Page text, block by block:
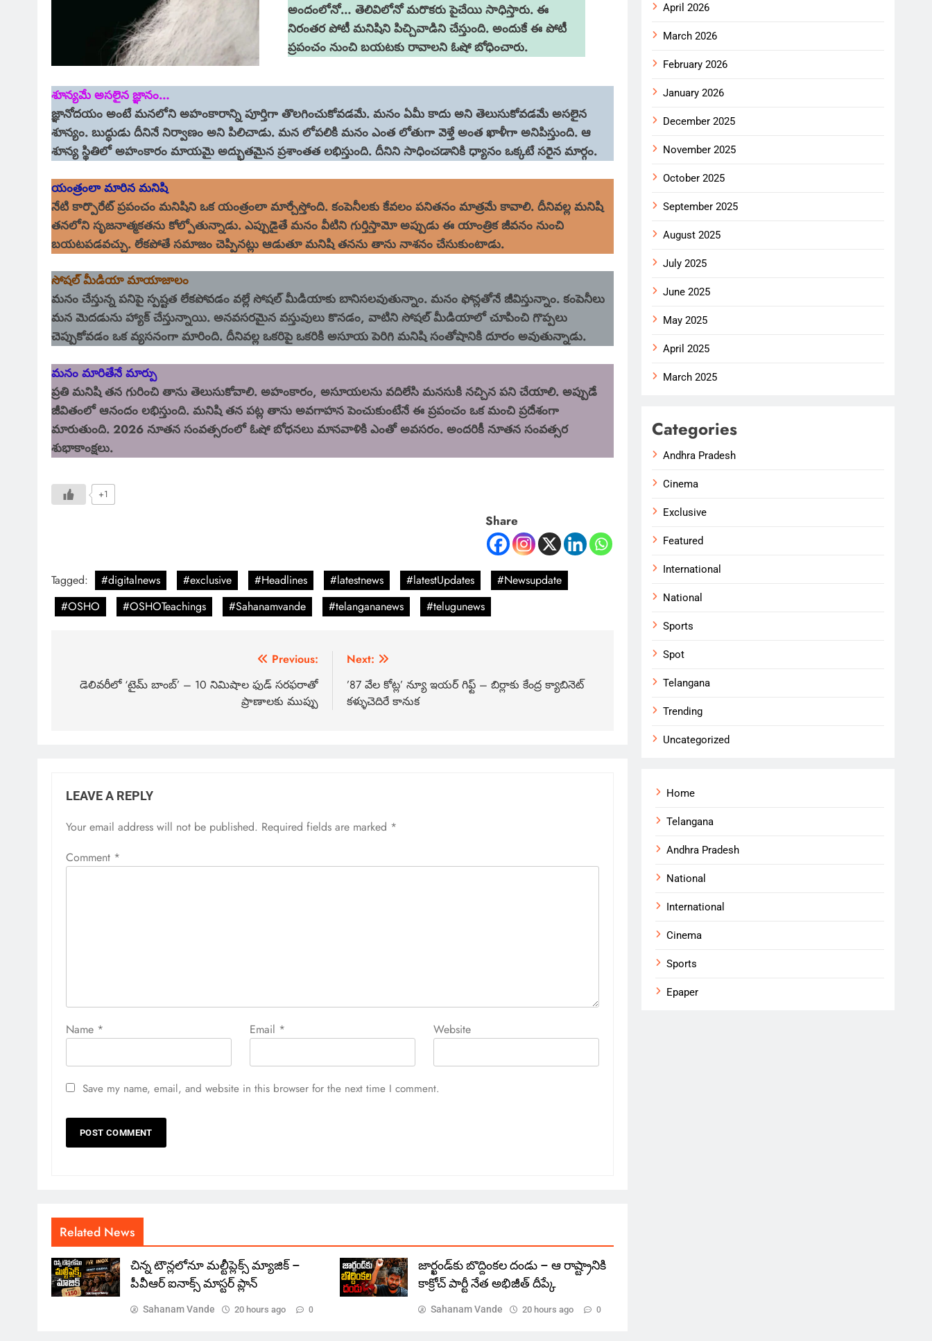
అందంలోనో… తెలివిలోనో మరొకరు పైచేయి సాధిస్తారు. ఈ
నిరంతర పోటీ మనిషిని పిచ్చివాడిని చేస్తుంది. అందుకే ఈ పోటీ
ప్రపంచం నుంచి బయటకు రావాలని ఓషో బోధించారు.
శూన్యమే అసలైన జ్ఞానం…
జ్ఞానోదయం అంటే మనలోని అహంకారాన్ని పూర్తిగా తొలగించుకోవడమే. మనం ఏమీ కాదు అని తెలుసుకోవడమే అసలైన
శూన్యం. బుద్ధుడు దీనినే నిర్వాణం అని పిలిచాడు. మన లోపలికి మనం ఎంత లోతుగా వెళ్తే అంత ఖాళీగా అనిపిస్తుంది. ఆ
శూన్య స్థితిలో అహంకారం మాయమై అద్భుతమైన ప్రశాంతత లభిస్తుంది. దీనిని సాధించడానికి ధ్యానం ఒక్కటే సరైన మార్గం.
యంత్రంలా మారిన మనిషి
నేటి కార్పొరేట్ ప్రపంచం మనిషిని ఒక యంత్రంలా మార్చేస్తోంది. కంపెనీలకు కేవలం పనితనం మాత్రమే కావాలి. దీనివల్ల మనిషి
తనలోని సృజనాత్మకతను కోల్పోతున్నాడు. ఎప్పుడైతే మనం వీటిని గుర్తిస్తామో అప్పుడు ఈ యాంత్రిక జీవనం నుంచి
బయటపడవచ్చు. లేకపోతే సమాజం చెప్పినట్లు ఆడుతూ మనిషి తనను తాను నాశనం చేసుకుంటాడు.
సోషల్ మీడియా మాయాజాలం
మనం చేస్తున్న పనిపై స్పష్టత లేకపోవడం వల్లే సోషల్ మీడియాకు బానిసలవుతున్నాం. మనం ఫోన్లతోనే జీవిస్తున్నాం. కంపెనీలు
మన మెదడును హ్యాక్ చేస్తున్నాయి. అనవసరమైన వస్తువులు కొనడం, వాటిని సోషల్ మీడియాలో చూపించి గొప్పలు
చెప్పుకోవడం ఒక వ్యసనంగా మారింది. దీనివల్ల ఒకరిపై ఒకరికి అసూయ పెరిగి మనిషి సంతోషానికి దూరం అవుతున్నాడు.
మనం మారితేనే మార్పు
ప్రతి మనిషి తన గురించి తాను తెలుసుకోవాలి. అహంకారం, అసూయలను వదిలేసి మనసుకి నచ్చిన పని చేయాలి. అప్పుడే
జీవితంలో ఆనందం లభిస్తుంది. మనిషి తన పట్ల తాను అవగాహన పెంచుకుంటేనే ఈ ప్రపంచం ఒక మంచి ప్రదేశంగా
మారుతుంది. 2026 నూతన సంవత్సరంలో ఓషో బోధనలు మానవాళికి ఎంతో అవసరం. అందరికీ నూతన సంవత్సర
శుభాకాంక్షలు.
+1
Share
Tagged: #digitalnews #exclusive #Headlines #latestnews #latestUpdates
#Newsupdate
#OSHO
#OSHOTeachings #Sahanamvande #telangananews #telugunews
Previous:
డెలివరీలో ‘టైమ్ బాంబ్’ – 10 నిమిషాల ఫుడ్ సరఫరాతో
ప్రాణాలకు ముప్పు
Next:
’87 వేల కోట్ల’ న్యూ ఇయర్ గిఫ్ట్ – బిర్లాకు కేంద్ర క్యాబినెట్
కళ్ళుచెదిరే కానుక
LEAVE A REPLY
Your email address will not be published. Required fields are marked *
Comment *
Name * Email * Website
Save my name, email, and website in this browser for the next time I comment.
Related News
చిన్న టౌన్లలోనూ మల్టీప్లెక్స్‌ మ్యాజిక్ –
పీవీఆర్ ఐనాక్స్ మాస్టర్ ప్లాన్
Sahanam Vande 20 hours ago 0
జార్ఖండ్‌కు బొద్దింకల దండు – ఆ రాష్ట్రానికి
కాక్రోచ్ పార్టీ నేత అభిజీత్ దీప్కే
Sahanam Vande 20 hours ago 0
April 2026
March 2026
February 2026
January 2026
December 2025
November 2025
October 2025
September 2025
August 2025
July 2025
June 2025
May 2025
April 2025
March 2025
Categories
Andhra Pradesh
Cinema
Exclusive
Featured
International
National
Sports
Spot
Telangana
Trending
Uncategorized
Home
Telangana
Andhra Pradesh
National
International
Cinema
Sports
Epaper